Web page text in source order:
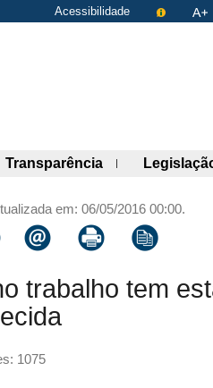
Acessibilidade
painel de links)
Transparência (abre painel de
em: 06/05/2016 00:00.
via whatsappvia telegram
Compartilhar via email
Imprimir a página
Copiar link
trabalho tem
1075